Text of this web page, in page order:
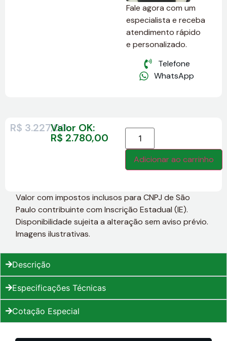
Fale agora com um
especialista e receba
atendimento rápido
e personalizado.
Telefone
WhatsApp
R$ 3.227,00Valor OK:
R$ 2.780,00
Adicionar ao carrinho
Valor com impostos inclusos para CNPJ de São
Paulo contribuinte com Inscrição Estadual (IE).
Disponibilidade sujeita a alteração sem aviso prévio.
Imagens ilustrativas.
Descrição
Especificações Técnicas
Cotação Especial